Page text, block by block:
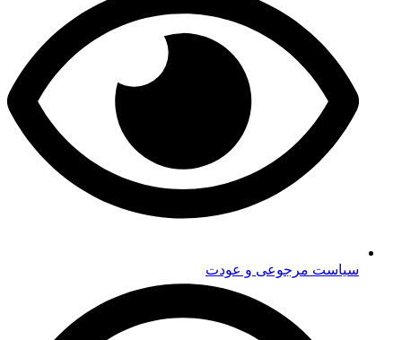
سیاست مرجوعی و عودت